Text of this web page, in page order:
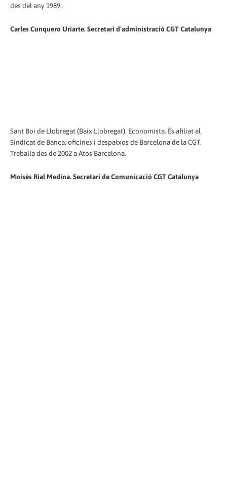
des del any 1989.
Carles Cunquero Uriarte. Secretari d´administració CGT Catalunya
Sant Boi de Llobregat (Baix Llobregat). Economista. És afiliat al
Sindicat de Banca, oficines i despatxos de Barcelona de la CGT.
Treballa des de 2002 a Atos Barcelona.
Moisès Rial Medina. Secretari de Comunicació CGT Catalunya